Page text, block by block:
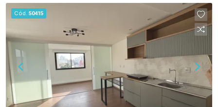
aproveitamento do espaço; Banheiro completo;
Apartamento localizado no 3º andar,
proporcionando mais privacidade, boa ventilação
e excelente iluminação natural. Localização
Localizado na Avenida Duque de Caxias, o
Residencial Estrela Gaúcha oferece fácil acesso
aos principais pontos da cidade. O imóvel está
próximo a supermercados, escolas, farmácias,
transporte público e diversos comércios e
Cód. 50415